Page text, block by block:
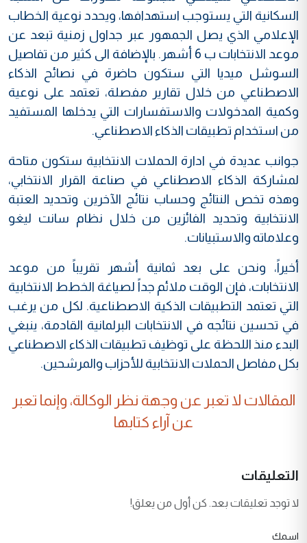
السكانية التي يستوجب استهدافها، ويحدد نوعية الخطاب
الإعلامي الذي يصل الجمهور عبر جداول زمنية تبعد عن
موعد الانتخابات ب 6 أشهر. بالإضافة الى كثير من تفاصيل
السوشل ميديا التي ستكون حاضرة في نصائح الذكاء
الاصطناعي من خلال تقارير مفصلة، تعتمد على نوعية
وكمية المدخولات والاستفسارات التي يدخلها المستفيد
من استخدام تطبيقات الذكاء الاصطناعي.
جوانب عديدة في ادارة الحملات الانتخابية ستكون متاحة
لمشاركة الذكاء الاصطناعي في صناعة القرار الانتخابي،
وهذه تخص النتائج وحساب نتائج الآخرين وتحديد العتبة
الانتخابية وتحديد الفائزين من خلال نظام سانت ليغو
وعلاماته والاستبيانات.
أخيراً، ونحن على بعد ثمانية أشهر تقريباً من موعد
الانتخابات، فإن الوقت ملائم جداً لصياغة الخطط الانتخابية
التي تعتمد التطبيقات الذكية الاصطناعية. لكل من يرغب
في تحسين نتائجه في الانتخابات البرلمانية القادمة، ينبغي
البدء منذ اللحظة على توظيف تطبيقات الذكاء الاصطناعي
بكل مفاصل الحملات الانتخابية للأحزاب والمرشحين.
المقالات لا تعبر عن وجهة نظر الوكالة، وإنما تعبر
عن آراء كتابها
التعليقات
لا توجد تعليقات بعد. كن أول من يعلق!
اسمك